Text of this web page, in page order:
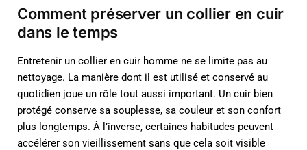
Comment préserver un collier en cuir
dans le temps
Entretenir un collier en cuir homme ne se limite pas au
nettoyage. La manière dont il est utilisé et conservé au
quotidien joue un rôle tout aussi important. Un cuir bien
protégé conserve sa souplesse, sa couleur et son confort
plus longtemps. À l’inverse, certaines habitudes peuvent
accélérer son vieillissement sans que cela soit visible